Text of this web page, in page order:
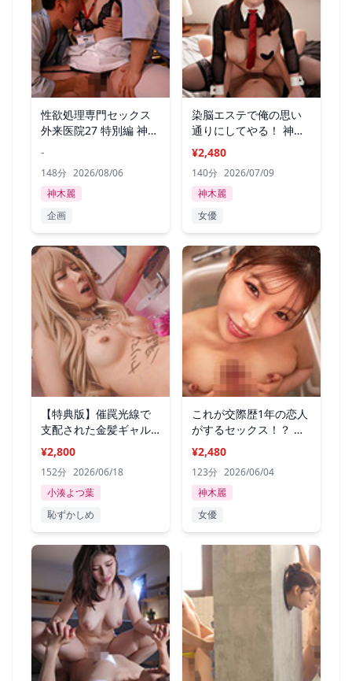
性欲処理専門セックス
外来医院27 特別編 神木
-
148分 2026/08/06
神木麗
企画
染脳エステで俺の思い
通りにしてやる！ 神木
麗
¥2,480
140分 2026/07/09
神木麗
女優
【特典版】催罠光線で
支配された金髪ギャル
小湊よつ葉
¥2,800
152分 2026/06/18
小湊よつ葉
恥ずかしめ
これが交際歴1年の恋人
がするセックス！？ 神
木麗
¥2,480
123分 2026/06/04
神木麗
女優